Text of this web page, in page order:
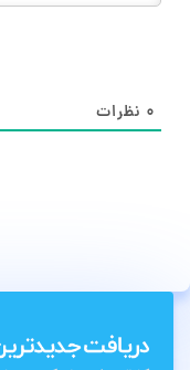
۰ نظرات